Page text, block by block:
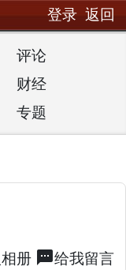
登录 返回
评论
财经
专题
相册 textsms给我留言